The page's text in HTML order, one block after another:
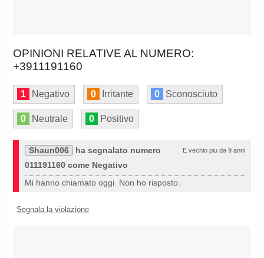
OPINIONI RELATIVE AL NUMERO:
+3911191160
1 Negativo 0 Irritante 0 Sconosciuto
0 Neutrale 0 Positivo
E vechio piu da 9 anni
Shaun006
ha segnalato numero
011191160 come Negativo
Mi hanno chiamato oggi. Non ho risposto.
Segnala la violazione